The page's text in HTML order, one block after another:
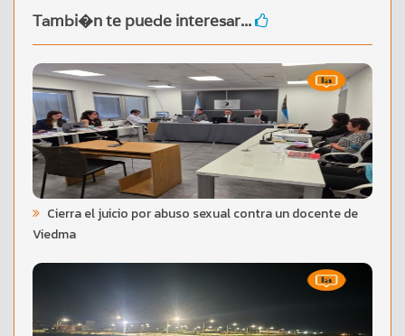
Tambi�n te puede interesar...
Cierra el juicio por abuso sexual contra un docente de
Viedma